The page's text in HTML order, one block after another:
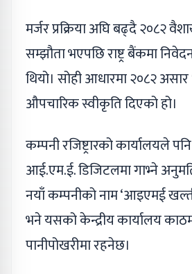
मर्जर प्रक्रिया अघि बढ्दै २०८२
सम्झौता भएपछि राष्ट्र बैंकमा
थियो। सोही आधारमा २०८२
औपचारिक स्वीकृति दिएको हो।
कम्पनी रजिष्ट्रारको कार्यालयले
आई.एम.ई. डिजिटलमा गाभ्ने
नयाँ कम्पनीको नाम ‘आइएमई
भने यसको केन्द्रीय कार्यालय
पानीपोखरीमा रहनेछ।